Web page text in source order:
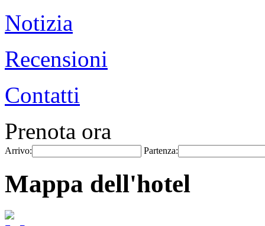
Notizia
Recensioni
Contatti
Prenota ora
Arrivo: Partenza:
Mappa dell'hotel